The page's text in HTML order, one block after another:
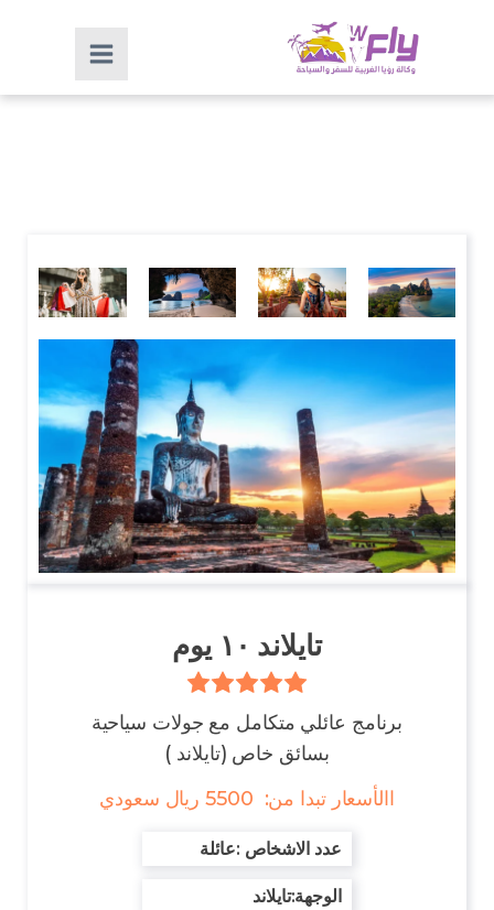
افضل
سياحي في
تايلند
السياحة في
افضل
برنامج
سياحي في
تايلند
افضل
سياحي في
تايلند
تايلاند ١٠ يوم
برنامج عائلي متكامل مع جولات سياحية
بسائق خاص (تايلاند )
االأسعار تبدا من: 5500 ريال سعودي
عائلة : عدد الاشخاص
تايلاند :الوجهة